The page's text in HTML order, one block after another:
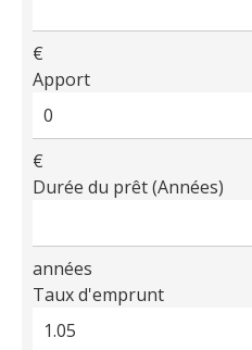
€
Apport
€
Durée du prêt (Années)
années
Taux d'emprunt